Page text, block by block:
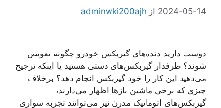
2024-05-14 از adminwki200ajh
دوست دارید دنده‌های گیربکس خودرو چگونه تعویض
شوند؟ طرفدار گیربکس‌های دستی هستید یا اینکه ترجیح
می‌دهید این کار را خود گیربکس انجام دهد؟ برخلاف
چیزی که برخی ماشین بازها اظهار می‌دارند،
گیربکس‌های اتوماتیک مدرن نیز می‌توانند تجربه سواری